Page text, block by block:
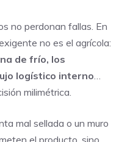
no perdonan fallas. En
no es el agrícola:
de frío, los
logístico interno…
milimétrica.
mal sellada o un muro